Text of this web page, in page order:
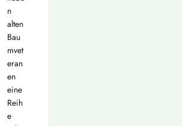
n
alten
Bau
mvet
eran
en
eine
Reih
e